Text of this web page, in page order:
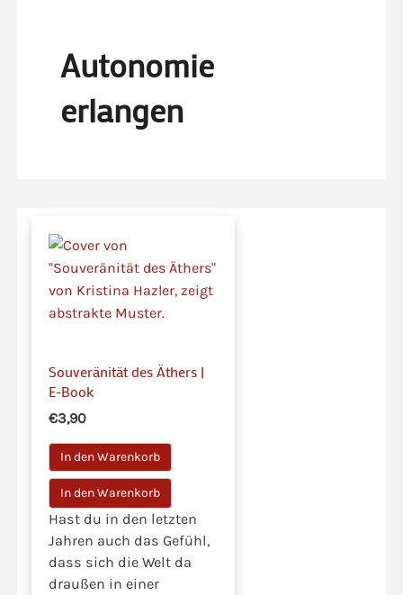
Autonomie
erlangen
Souveränität des Äthers |
E-Book
€3,90
In den Warenkorb
Hast du in den letzten
Jahren auch das Gefühl,
dass sich die Welt da
draußen in einer